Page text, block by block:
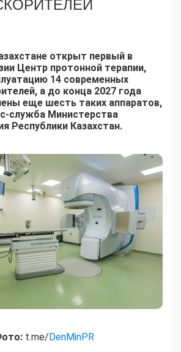
открыт первый в
Центр протонной терапии,
14 современных
а до конца 2027 года
еще шесть таких аппаратов,
служба Министерства
Республики Казахстан.
t.me/DenMinPR